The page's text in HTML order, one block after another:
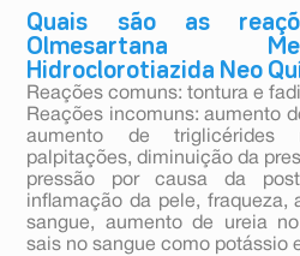
Quais são as
Olmesartana
Hidroclorotiazida Neo
Reações comuns: tontura e
Reações incomuns: aumento
aumento de triglicérides
palpitações, diminuição da
pressão por causa da
inflamação da pele, fraqueza,
sangue, aumento de ureia
sais no sangue como potássio